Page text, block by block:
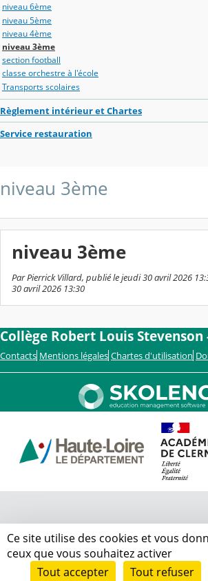
niveau 6ème
niveau 5ème
niveau 4ème
niveau 3ème
section football
classe orchestre à l'école
Transports scolaires
Règlement intérieur et Chartes
Service restauration
niveau 3ème
niveau 3ème
Par Pierrick Villard, publié le jeudi 30 avril 2026
30 avril 2026 13:30
Collège Robert Louis Stevenson
Contacts Mentions légales Chartes d'utilisation
Ce site utilise des cookies et vous
ceux que vous souhaitez activer
Tout accepter
Tout refuser